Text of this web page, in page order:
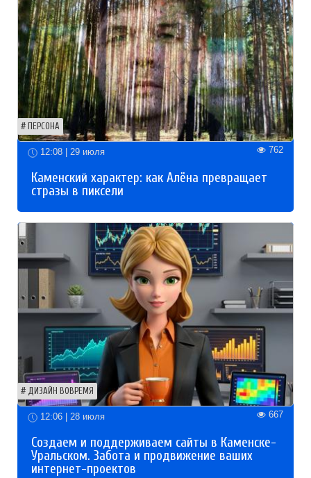
ПЕРСОНА
12:08 | 29 июля 762
Каменский характер: как Алёна превращает
стразы в пиксели
ДИЗАЙН ВОВРЕМЯ
12:06 | 28 июля 667
Создаем и поддерживаем сайты в Каменске-
Уральском. Забота и продвижение ваших
интернет-проектов